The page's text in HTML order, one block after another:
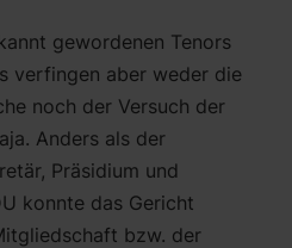
gewordenen Tenors
verfingen aber weder die
noch der Versuch der
Anders als der
Präsidium und
konnte das Gericht
bzw. der